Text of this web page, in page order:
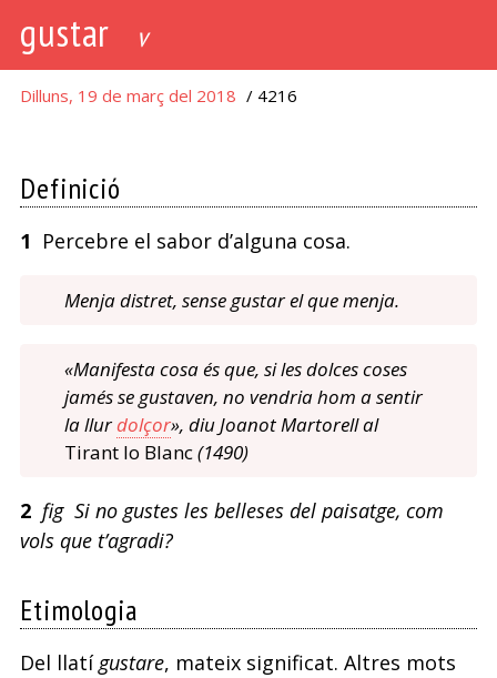
gustar v
Dilluns, 19 de març del 2018 / 4216
Definició
1 Percebre el sabor d’alguna cosa.
Menja distret, sense gustar el que menja.
«Manifesta cosa és que, si les dolces coses
jamés se gustaven, no vendria hom a sentir
la llurdolçor», diu Joanot Martorell al
Tirant lo Blanc(1490)
2 fig Si no gustes les belleses del paisatge, com
vols que t’agradi?
Etimologia
Del llatígustare, mateix significat. Altres mots